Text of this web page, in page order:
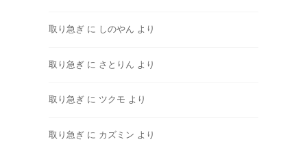
取り急ぎ に しのやん より
取り急ぎ に さとりん より
取り急ぎ に ツクモ より
取り急ぎ に カズミン より